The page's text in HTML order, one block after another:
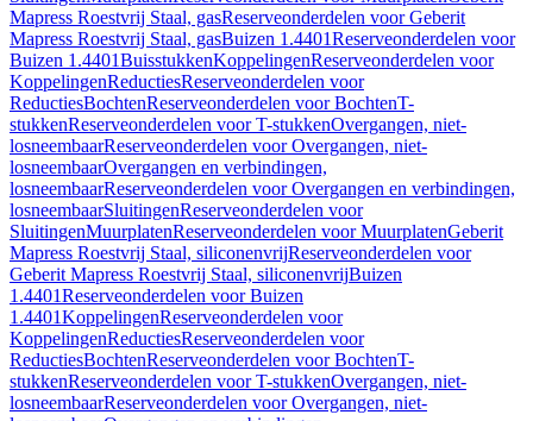
Mapress Roestvrij Staal, gasReserveonderdelen voor Geberit
Mapress Roestvrij Staal, gasBuizen 1.4401Reserveonderdelen voor
Buizen 1.4401BuisstukkenKoppelingenReserveonderdelen voor
KoppelingenReductiesReserveonderdelen voor
ReductiesBochtenReserveonderdelen voor BochtenT-
stukkenReserveonderdelen voor T-stukkenOvergangen, niet-
losneembaarReserveonderdelen voor Overgangen, niet-
losneembaarOvergangen en verbindingen,
losneembaarReserveonderdelen voor Overgangen en verbindingen,
losneembaarSluitingenReserveonderdelen voor
SluitingenMuurplatenReserveonderdelen voor MuurplatenGeberit
Mapress Roestvrij Staal, siliconenvrijReserveonderdelen voor
Geberit Mapress Roestvrij Staal, siliconenvrijBuizen
1.4401Reserveonderdelen voor Buizen
1.4401KoppelingenReserveonderdelen voor
KoppelingenReductiesReserveonderdelen voor
ReductiesBochtenReserveonderdelen voor BochtenT-
stukkenReserveonderdelen voor T-stukkenOvergangen, niet-
losneembaarReserveonderdelen voor Overgangen, niet-